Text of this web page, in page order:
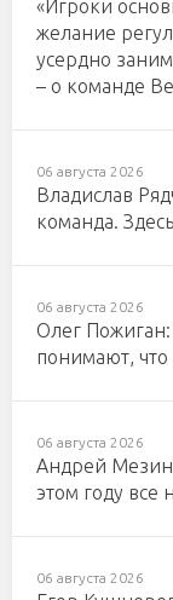
«Игроки
желание
усердно
– о команде
06 августа 2026
Владислав
команда.
06 августа 2026
Олег Пожиган:
понимают, что
06 августа 2026
Андрей
этом году все
06 августа 2026